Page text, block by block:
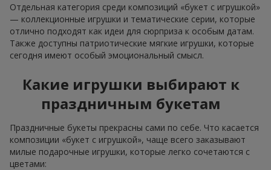
Отдельная категория среди композиций «букет с игрушкой»
— коллекционные игрушки и тематические серии, которые
отлично подходят как идеи для сюрприза к особым датам.
Также доступны патриотические мягкие игрушки, которые
сегодня имеют особый эмоциональный смысл.
Какие игрушки выбирают к
праздничным букетам
Праздничные букеты прекрасны сами по себе. Что касается
композиции «букет с игрушкой», чаще всего заказывают
милые подарочные игрушки, которые легко сочетаются с
цветами: